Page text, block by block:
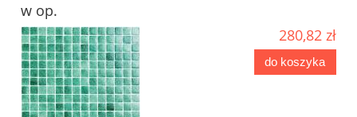
w op.
280,82 zł
do koszyka